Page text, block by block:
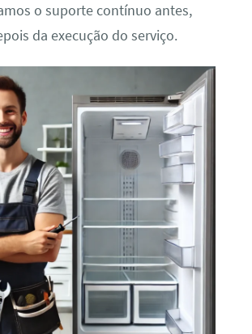
o suporte contínuo antes,
da execução do serviço.